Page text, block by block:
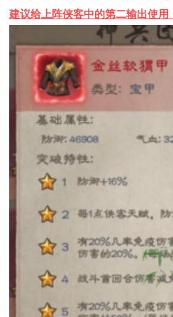
建议给上阵侠客中的第二输出使用